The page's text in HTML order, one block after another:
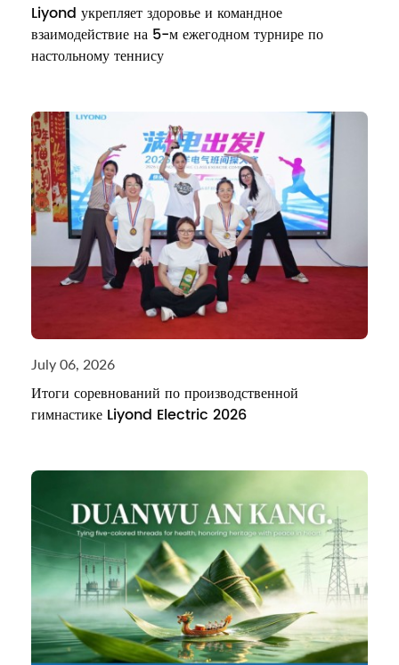
Liyond укрепляет здоровье и командное
взаимодействие на 5-м ежегодном турнире по
настольному теннису
July 06, 2026
Итоги соревнований по производственной
гимнастике Liyond Electric 2026